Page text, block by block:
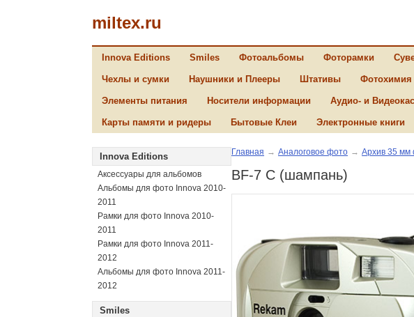
miltex.ru
Innova Editions Smiles Фотоальбомы Фоторамки
Чехлы и сумки Наушники и Плееры Штативы Фотохимия
Элементы питания Носители информации Аудио- и
Карты памяти и ридеры Бытовые Клеи Электронные книги
Innova Editions
Аксессуары для альбомов
Альбомы для фото Innova 2010-
2011
Рамки для фото Innova 2010-
2011
Рамки для фото Innova 2011-
2012
Альбомы для фото Innova 2011-
2012
Smiles
Главная → Аналоговое фото → Архив 35 мм
BF-7 С (шампань)